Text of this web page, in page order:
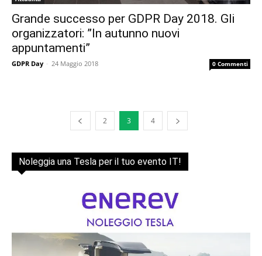
Grande successo per GDPR Day 2018. Gli
organizzatori: ”In autunno nuovi
appuntamenti”
GDPR Day - 24 Maggio 2018 0 Commenti
2 3 4
Noleggia una Tesla per il tuo evento IT!